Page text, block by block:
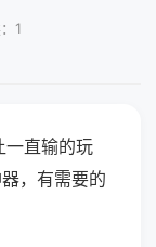
1
一直输的玩
，有需要的